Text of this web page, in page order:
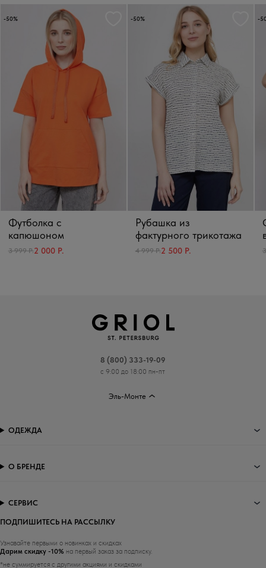
-50%
Футболка с
капюшоном
3 999 Р.2 000 Р.
-50%
Рубашка из
фактурного трикотажа
4 999 Р.2 500 Р.
-
8 (800) 333-19-09
с 9:00 до 18:00 пн-пт
Эль-Монте
ПОДПИШИТЕСЬ НА РАССЫЛКУ
Узнавайте первыми о новинках и скидках
Дарим скидку -10% на первый заказ за подписку.
*не суммируется с другими акциями и скидками
ОДЕЖДА
О БРЕНДЕ
СЕРВИС